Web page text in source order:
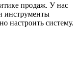
продаж. У нас
инструменты
настроить систему.